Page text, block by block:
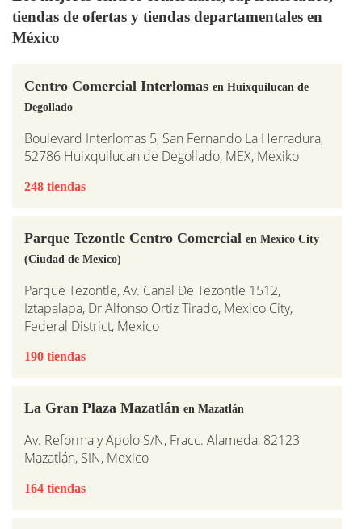
tiendas de ofertas y tiendas departamentales en
México
Centro Comercial Interlomas en Huixquilucan de
Degollado
Boulevard Interlomas 5, San Fernando La Herradura,
52786 Huixquilucan de Degollado, MEX, Mexiko
248 tiendas
Parque Tezontle Centro Comercial en Mexico City
(Ciudad de Mexico)
Parque Tezontle, Av. Canal De Tezontle 1512,
Iztapalapa, Dr Alfonso Ortiz Tirado, Mexico City,
Federal District, Mexico
190 tiendas
La Gran Plaza Mazatlán en Mazatlán
Av. Reforma y Apolo S/N, Fracc. Alameda, 82123
Mazatlán, SIN, Mexico
164 tiendas